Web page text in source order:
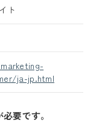
ト
ja-jp.html
要です。